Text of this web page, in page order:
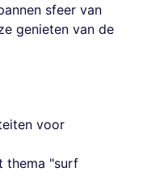
sfeer van
genieten van de
voor
thema "surf